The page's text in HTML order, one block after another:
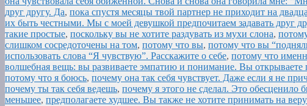
друг другу. Да, пока спустя месяцы твой партнер не приходит на
их быть честными. Мы с моей девушкой предпочитаем задавать друг
такие простые, поскольку вы не хотите раздувать из мухи слона,
слишком сосредоточены на том, потому что вы, потому что вы
использовать слова “Я чувствую”. Расскажите о себе, потому что
волшебная вещь: вы развиваете эмпатию и понимание. Вы открываете
потому что я боюсь, почему она так себя чувствует. Даже если я не
почему ты так себя ведешь, почему я этого не сделал. Это обесценило
меньшее, предполагаете худшее. Вы также не хотите принимать на